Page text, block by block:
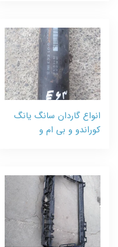
انواع گاردان سانگ یانگ
کوراندو و بی ام و